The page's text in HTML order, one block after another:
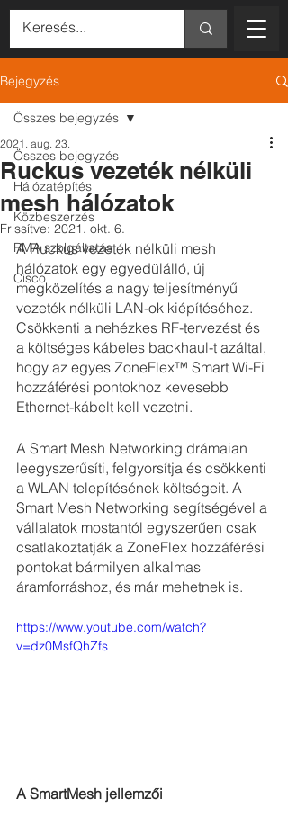
Bejegyzés
Összes bejegyzés
Hálózatépítés
Közbeszerzés
RMA szolgáltatás
Cisco
Összes bejegyzés
Ruckus vezeték nélküli
mesh hálózatok
2021. aug. 23.
Frissítve: 2021. okt. 6.
A Ruckus vezeték nélküli mesh
hálózatok egy egyedülálló, új
megközelítés a nagy teljesítményű
vezeték nélküli LAN-ok kiépítéséhez.
Csökkenti a nehézkes RF-tervezést és
a költséges kábeles backhaul-t azáltal,
hogy az egyes ZoneFlex™ Smart Wi-Fi
hozzáférési pontokhoz kevesebb
Ethernet-kábelt kell vezetni.
A Smart Mesh Networking drámaian
leegyszerűsíti, felgyorsítja és csökkenti
a WLAN telepítésének költségeit. A
Smart Mesh Networking segítségével a
vállalatok mostantól egyszerűen csak
csatlakoztatják a ZoneFlex hozzáférési
pontokat bármilyen alkalmas
áramforráshoz, és már mehetnek is.
https://www.youtube.com/watch?
v=dz0MsfQhZfs
A SmartMesh jellemzői